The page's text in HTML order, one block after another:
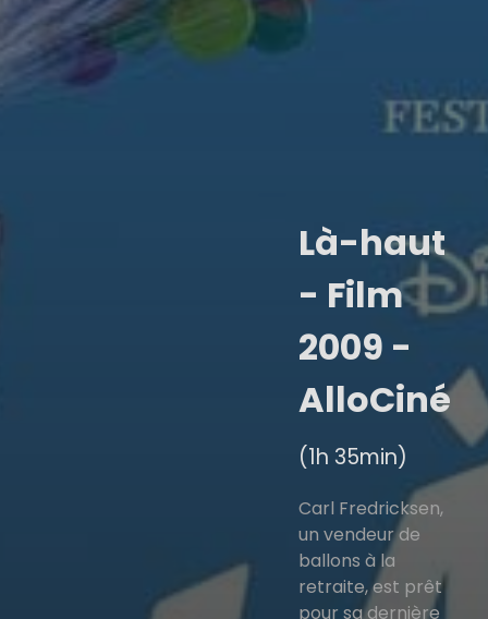
Là-haut
- Film
2009 -
AlloCiné
(1h 35min)
Carl Fredricksen,
un vendeur de
ballons à la
retraite, est prêt
pour sa dernière